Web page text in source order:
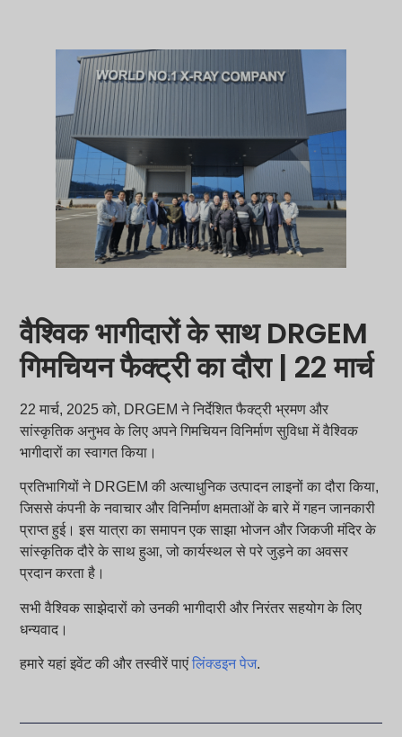
वैश्विक भागीदारों के साथ DRGEM
गिमचियन फैक्ट्री का दौरा | 22 मार्च
22 मार्च, 2025 को, DRGEM ने निर्देशित फैक्ट्री भ्रमण और
सांस्कृतिक अनुभव के लिए अपने गिमचियन विनिर्माण सुविधा में वैश्विक
भागीदारों का स्वागत किया।
प्रतिभागियों ने DRGEM की अत्याधुनिक उत्पादन लाइनों का दौरा किया,
जिससे कंपनी के नवाचार और विनिर्माण क्षमताओं के बारे में गहन जानकारी
प्राप्त हुई। इस यात्रा का समापन एक साझा भोजन और जिकजी मंदिर के
सांस्कृतिक दौरे के साथ हुआ, जो कार्यस्थल से परे जुड़ने का अवसर
प्रदान करता है।
सभी वैश्विक साझेदारों को उनकी भागीदारी और निरंतर सहयोग के लिए
धन्यवाद।
हमारे यहां इवेंट की और तस्वीरें पाएं लिंक्डइन पेज.